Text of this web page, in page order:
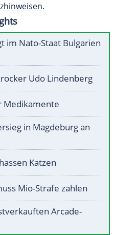
im Nato-Staat Bulgarien
Udo Lindenberg
Medikamente
in Magdeburg an
Katzen
Mio-Strafe zahlen
Arcade-